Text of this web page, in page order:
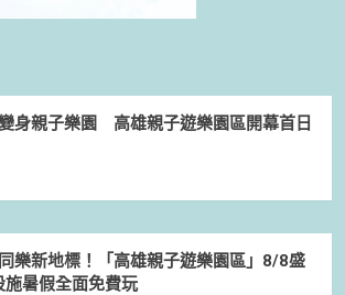
身親子樂園 高雄親子遊樂園區開幕首日
樂新地標！「高雄親子遊樂園區」8/8盛
暑假全面免費玩